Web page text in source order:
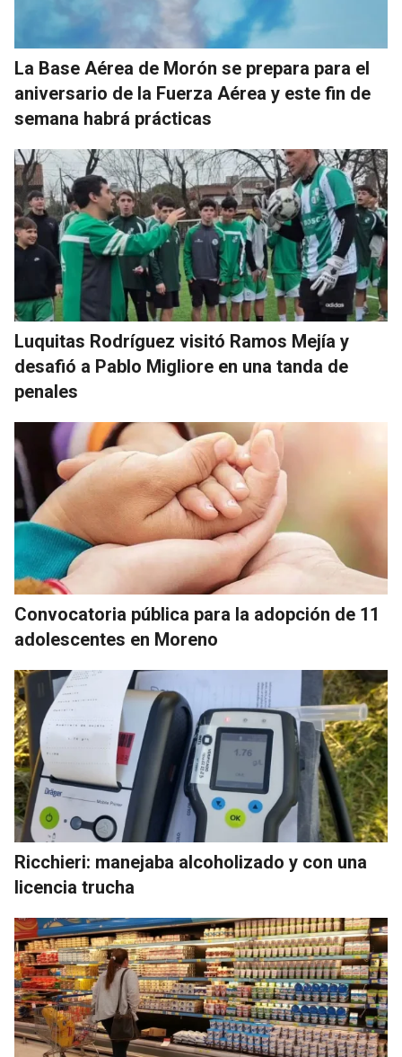
La Base Aérea de Morón se prepara para el
aniversario de la Fuerza Aérea y este fin de
semana habrá prácticas
Luquitas Rodríguez visitó Ramos Mejía y
desafió a Pablo Migliore en una tanda de
penales
Convocatoria pública para la adopción de 11
adolescentes en Moreno
Ricchieri: manejaba alcoholizado y con una
licencia trucha